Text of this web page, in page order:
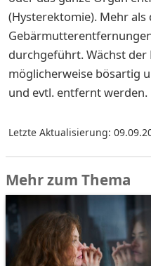
(Hysterektomie). Mehr als
durchgeführt. Wächst der
möglicherweise bösartig
und evtl. entfernt werden.
Letzte Aktualisierung:
Mehr zum Thema